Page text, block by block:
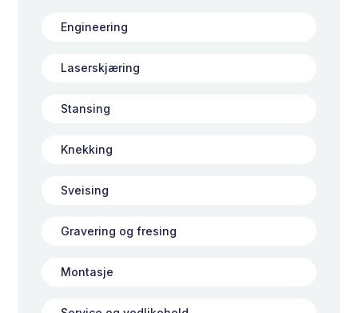
Engineering
Laserskjæring
Stansing
Knekking
Sveising
Gravering og fresing
Montasje